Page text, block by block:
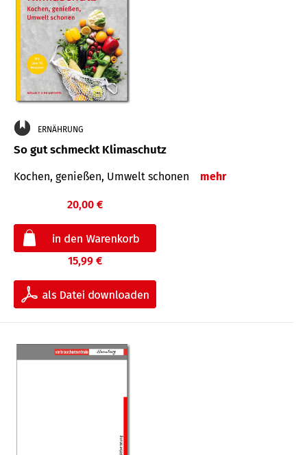
ERNÄHRUNG
So gut schmeckt Klimaschutz
Kochen, genießen, Umwelt schonen mehr
20,00 €
15,99 €